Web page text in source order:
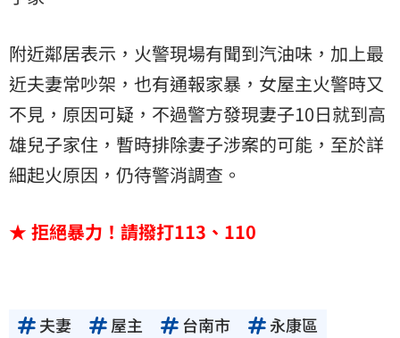
附近鄰居表示，火警現場有聞到汽油味，加上最
近夫妻常吵架，也有通報家暴，女屋主火警時又
不見，原因可疑，不過警方發現妻子10日就到高
雄兒子家住，暫時排除妻子涉案的可能，至於詳
細起火原因，仍待警消調查。
★ 拒絕暴力！請撥打113、110
夫妻 屋主 台南市
永康區